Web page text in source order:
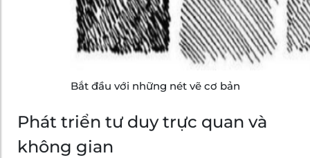
Bắt đầu với những nét vẽ cơ bản
Phát triển tư duy trực quan và
không gian